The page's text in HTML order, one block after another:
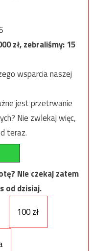
zł, zebraliśmy:15
wsparcia naszej
jest przetrwanie
Nie zwlekaj więc,
teraz.
Nie czekaj zatem
od dzisiaj.
100 zł